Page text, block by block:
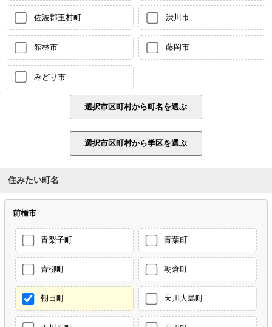
佐波郡玉村町 渋川市
館林市 藤岡市
みどり市
住みたい町名
前橋市
青梨子町 青葉町
青柳町 朝倉町
朝日町 天川大島町